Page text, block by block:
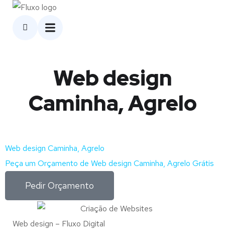
Web design
Caminha, Agrelo
Web design Caminha, Agrelo
Peça um Orçamento de Web design Caminha, Agrelo Grátis
Pedir Orçamento
Web design – Fluxo Digital